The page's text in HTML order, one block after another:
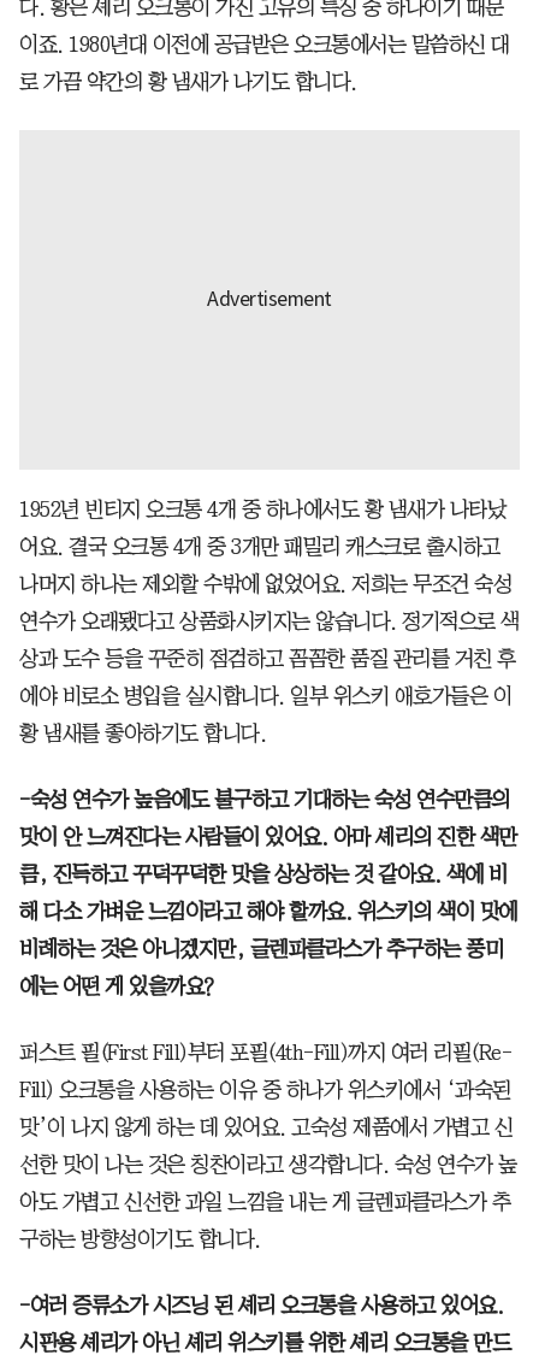
다. 황은 셰리 오크통이 가진 고유의 특징 중 하나이기 때문
이죠. 1980년대 이전에 공급받은 오크통에서는 말씀하신 대
로 가끔 약간의 황 냄새가 나기도 합니다.
1952년 빈티지 오크통 4개 중 하나에서도 황 냄새가 나타났
어요. 결국 오크통 4개 중 3개만 패밀리 캐스크로 출시하고
나머지 하나는 제외할 수밖에 없었어요. 저희는 무조건 숙성
연수가 오래됐다고 상품화시키지는 않습니다. 정기적으로 색
상과 도수 등을 꾸준히 점검하고 꼼꼼한 품질 관리를 거친 후
에야 비로소 병입을 실시합니다. 일부 위스키 애호가들은 이
황 냄새를 좋아하기도 합니다.
-숙성 연수가 높음에도 불구하고 기대하는 숙성 연수만큼의
맛이 안 느껴진다는 사람들이 있어요. 아마 셰리의 진한 색만
큼, 진득하고 꾸덕꾸덕한 맛을 상상하는 것 같아요. 색에 비
해 다소 가벼운 느낌이라고 해야 할까요. 위스키의 색이 맛에
비례하는 것은 아니겠지만, 글렌파클라스가 추구하는 풍미
에는 어떤 게 있을까요?
퍼스트 필(First Fill)부터 포필(4th-Fill)까지 여러 리필(Re-
Fill) 오크통을 사용하는 이유 중 하나가 위스키에서 ‘과숙된
맛’이 나지 않게 하는 데 있어요. 고숙성 제품에서 가볍고 신
선한 맛이 나는 것은 칭찬이라고 생각합니다. 숙성 연수가 높
아도 가볍고 신선한 과일 느낌을 내는 게 글렌파클라스가 추
구하는 방향성이기도 합니다.
-여러 증류소가 시즈닝 된 셰리 오크통을 사용하고 있어요.
시판용 셰리가 아닌 셰리 위스키를 위한 셰리 오크통을 만드